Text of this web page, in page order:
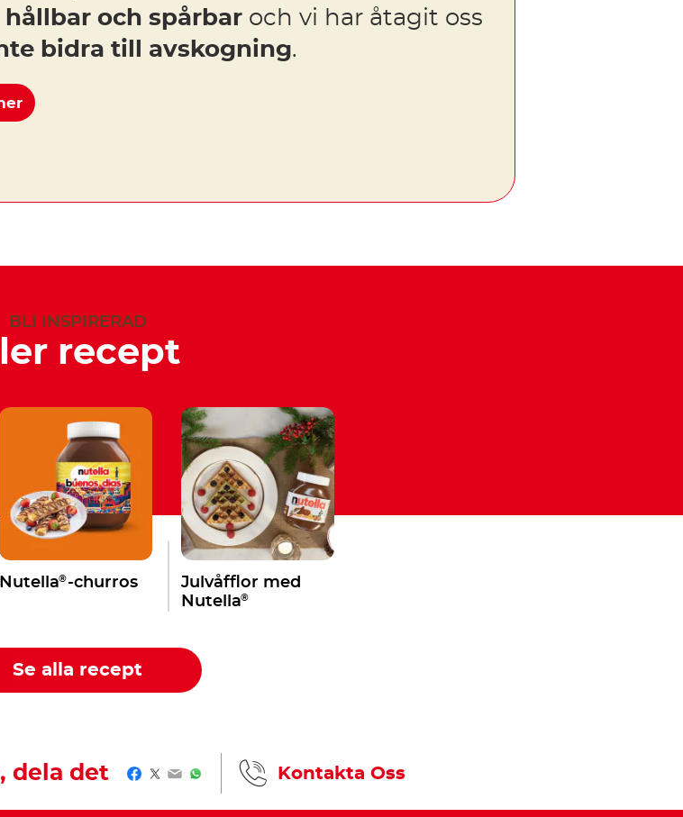
hållbar och spårbaroch vi har åtagit oss
bidra till avskogning.
BLI INSPIRERAD
recept
Nutella®-churros
Julvåfflor med
Nutella®
Se alla recept
dela det Facebook
Twitter
EmailWhatsApp Kontakta Oss